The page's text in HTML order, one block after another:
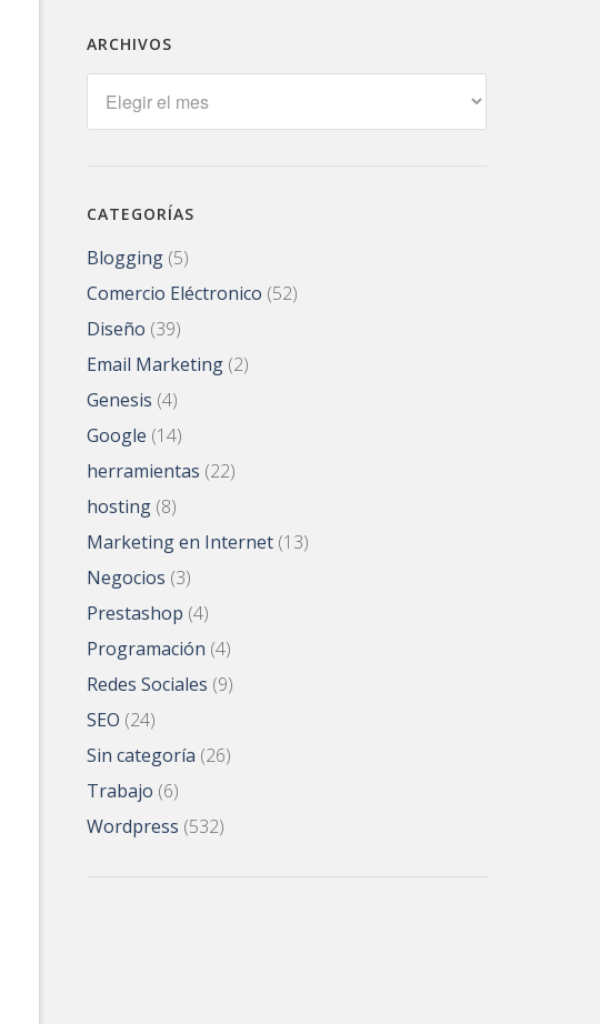
ARCHIVOS
CATEGORÍAS
Blogging (5)
Comercio Eléctronico (52)
Diseño (39)
Email Marketing (2)
Genesis (4)
Google (14)
herramientas (22)
hosting (8)
Marketing en Internet (13)
Negocios (3)
Prestashop (4)
Programación (4)
Redes Sociales (9)
SEO (24)
Sin categoría (26)
Trabajo (6)
Wordpress (532)